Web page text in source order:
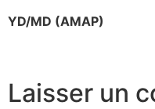
YD/MD (AMAP)
Laisser un